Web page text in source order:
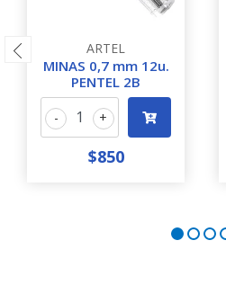
ARTEL
MINAS 0,7 mm 12u.
PENTEL 2B
+
-
$850